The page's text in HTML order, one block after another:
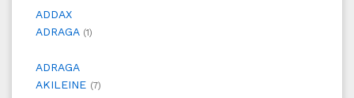
ADDAX
ADRAGA (1)
ADRAGA
AKILEINE (7)